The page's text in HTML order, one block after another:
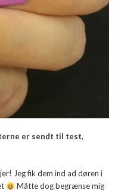
er sendt til test,
Jeg fik dem ind ad døren i
Måtte dog begrænse mig